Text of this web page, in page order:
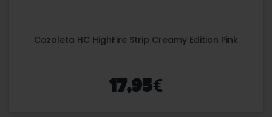
Cazoleta HC HighFire Strip Creamy Edition Pink
17,95€